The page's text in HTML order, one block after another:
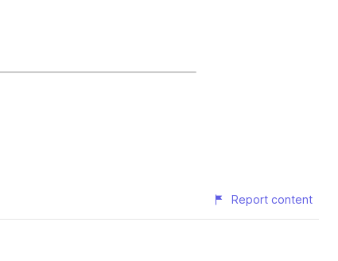
Report content